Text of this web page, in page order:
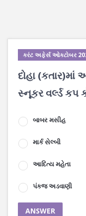
કરંટ અફેર્સ ઓક્ટોબર
દોહા
સ્નૂકર વર્લ્ડ કપ
બાબર મસીહ
માર્ક સેલ્બી
આદિત્ય મહેતા
પંકજ અડવાણી
ANSWER